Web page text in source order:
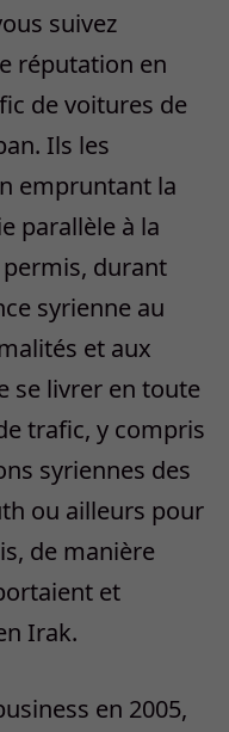
suivez
réputation en
de voitures de
Ils les
empruntant la
parallèle à la
durant
syrienne au
et aux
se livrer en toute
trafic, y compris
syriennes des
ou ailleurs pour
de manière
et
Irak.
en 2005,